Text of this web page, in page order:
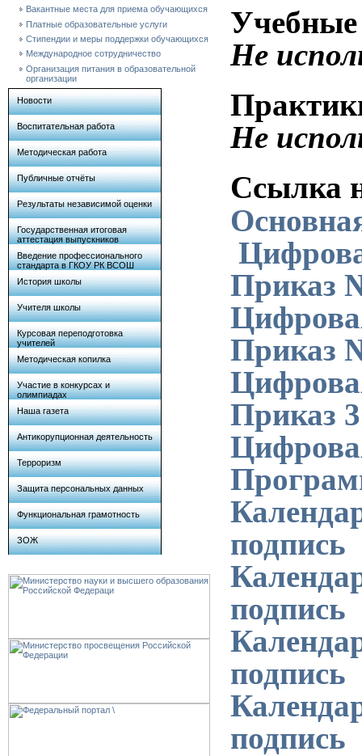
Вакантные места для приема обучающихся
Платные образовательные услуги
Стипендии и меры поддержки обучающихся
Международное сотрудничество
Организация питания в образовательной
организации
Новости
Воспитательная работа
Методическая работа
Публичные отчёты
Результаты независимой оценки
Государственная итоговая
аттестация выпускников
Введение профессионального
стандарта в ГКОУ РК ВСОШ
История школы
Учителя школы
Курсовая переподготовка
учителей
Методическая копилка
Участие в конкурсах и
олимпиадах
Наша газета
Антикорупционная деятельность
Терроризм
Защита персональных данных
Функциональная грамотность
ЗОЖ
Не
Не
Ссылка
Приказ
Приказ
Приказ
подпись
подпись
подпись
подпись